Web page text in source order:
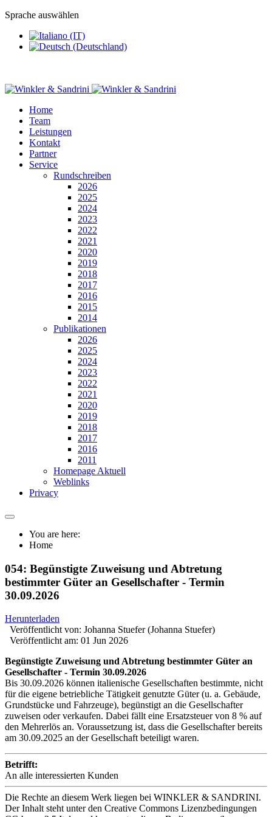
Sprache auswählen
Home
Team
Leistungen
Kontakt
Partner
Service
Rundschreiben
2026
2025
2024
2023
2022
2021
2020
2019
2018
2017
2016
2015
2014
Publikationen
2026
2025
2024
2023
2022
2021
2020
2019
2018
2017
2016
2011
Homepage Aktuell
Weblinks
Privacy
You are here:
Home
054: Begünstigte Zuweisung und Abtretung
bestimmter Güter an Gesellschafter - Termin
30.09.2026
Herunterladen
Veröffentlicht von: Johanna Stuefer (Johanna Stuefer)
Veröffentlicht am: 01 Jun 2026
Begünstigte Zuweisung und Abtretung bestimmter Güter an
Gesellschafter - Termin 30.09.2026
Bis 30.09.2026 können italienische Gesellschaften bestimmte, nicht
für die eigene betriebliche Tätigkeit genutzte Güter (u. a. Gebäude,
Grundstücke und Fahrzeuge), begünstigt an die Gesellschafter
zuweisen oder verkaufen. Dabei fällt eine Ersatzsteuer von 8 % auf
den Mehrerlös an. Voraussetzung ist, dass die Gesellschafter bereits
am 30.09.2025 an der Gesellschaft beteiligt waren.
Betrifft:
An alle interessierten Kunden
Die Rechte an diesem Werk liegen bei WINKLER & SANDRINI.
Der Inhalt steht unter den Creative Commons Lizenzbedingungen